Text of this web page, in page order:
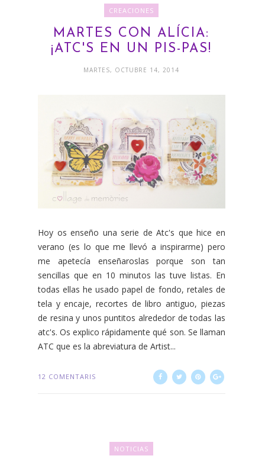
CREACIONES
MARTES CON ALÍCIA:
¡ATC'S EN UN PIS-PAS!
MARTES, OCTUBRE 14, 2014
Hoy os enseño una serie de Atc's que hice en
verano (es lo que me llevó a inspirarme) pero
me apetecía enseñaroslas porque son tan
sencillas que en 10 minutos las tuve listas. En
todas ellas he usado papel de fondo, retales de
tela y encaje, recortes de libro antiguo, piezas
de resina y unos puntitos alrededor de todas las
atc's. Os explico rápidamente qué son. Se llaman
ATC que es la abreviatura de Artist...
12 COMENTARIS
NOTICIAS